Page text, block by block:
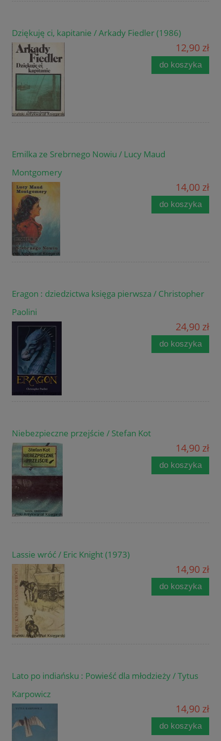
Dziękuję ci, kapitanie / Arkady Fiedler (1986)
12,90 zł
do koszyka
Emilka ze Srebrnego Nowiu / Lucy Maud
Montgomery
14,00 zł
do koszyka
Eragon : dziedzictwa księga pierwsza / Christopher
Paolini
24,90 zł
do koszyka
Niebezpieczne przejście / Stefan Kot
14,90 zł
do koszyka
Lassie wróć / Eric Knight (1973)
14,90 zł
do koszyka
Lato po indiańsku : Powieść dla młodzieży / Tytus
Karpowicz
14,90 zł
do koszyka